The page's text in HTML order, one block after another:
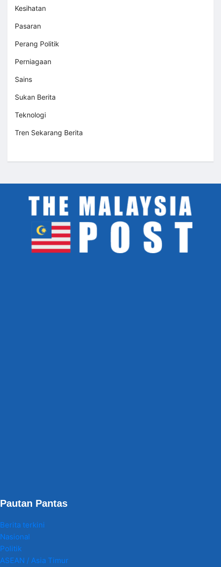
Kesihatan
Pasaran
Perang Politik
Perniagaan
Sains
Sukan Berita
Teknologi
Tren Sekarang Berita
Pautan Pantas
Berita terkini
Nasional
Politik
ASEAN / Asia Timur